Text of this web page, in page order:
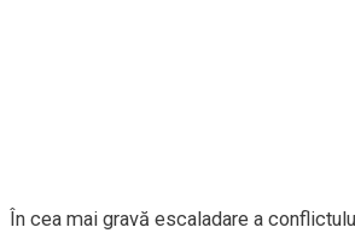
În cea mai gravă escaladare a